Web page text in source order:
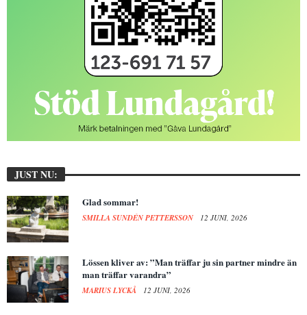
JUST NU:
Glad sommar!
SMILLA SUNDÉN PETTERSSON 12 JUNI, 2026
Lössen kliver av: ”Man träffar ju sin partner mindre än
man träffar varandra”
MARIUS LYCKÅ 12 JUNI, 2026